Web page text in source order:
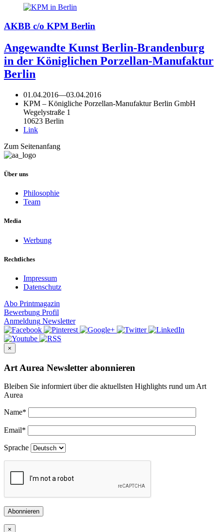
AKBB c/o KPM Berlin
Angewandte Kunst Berlin-Brandenburg
in der Königlichen Porzellan-Manufaktur
Berlin
01.04.2016—03.04.2016
KPM – Königliche Porzellan-Manufaktur Berlin GmbH
Wegelystraße 1
10623 Berlin
Link
Zum Seitenanfang
Über uns
Philosophie
Team
Media
Werbung
Rechtliches
Impressum
Datenschutz
Abo Printmagazin
Bewerbung Profil
Anmeldung Newsletter
×
Art Aurea Newsletter abonnieren
Bleiben Sie informiert über die aktuellsten Highlights rund um Art
Aurea
Name*
Email*
Sprache
Abonnieren
×